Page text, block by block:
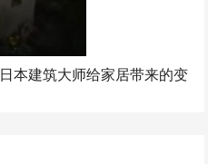
本建筑大师给家居带来的变